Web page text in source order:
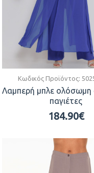
Κωδικός Προϊόντος:
Λαμπερή μπλε
παγιέτες
184.90€